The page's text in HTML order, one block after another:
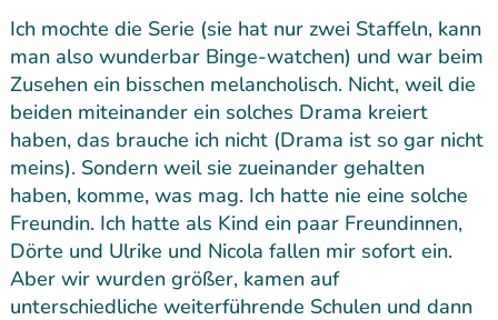
Ich mochte die Serie (sie hat nur zwei Staffeln, kann
man also wunderbar Binge-watchen) und war beim
Zusehen ein bisschen melancholisch. Nicht, weil die
beiden miteinander ein solches Drama kreiert
haben, das brauche ich nicht (Drama ist so gar nicht
meins). Sondern weil sie zueinander gehalten
haben, komme, was mag. Ich hatte nie eine solche
Freundin. Ich hatte als Kind ein paar Freundinnen,
Dörte und Ulrike und Nicola fallen mir sofort ein.
Aber wir wurden größer, kamen auf
unterschiedliche weiterführende Schulen und dann